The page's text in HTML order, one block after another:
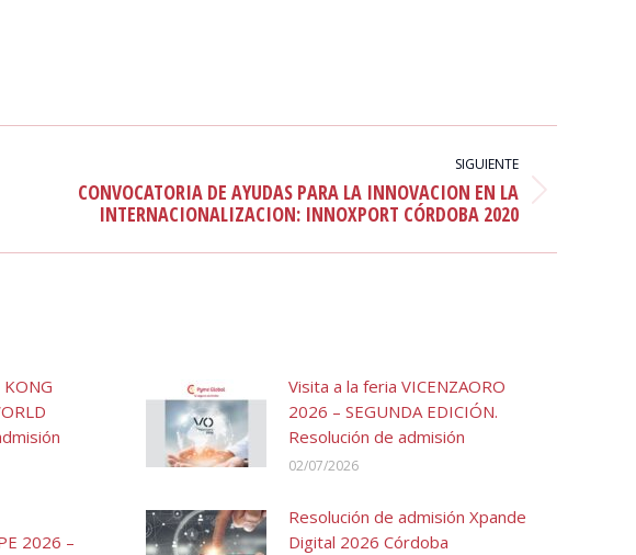
SIGUIENTE
CONVOCATORIA DE AYUDAS PARA LA INNOVACION EN LA
INTERNACIONALIZACION: INNOXPORT CÓRDOBA 2020
Visita a la feria VICENZAORO
2026 – SEGUNDA EDICIÓN.
Resolución de admisión
02/07/2026
2026 –
Resolución de admisión Xpande
Digital 2026 Córdoba